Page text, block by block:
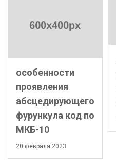
особенности
проявления
абсцедирующего
фурункула код по
МКБ-10
20 февраля 2023